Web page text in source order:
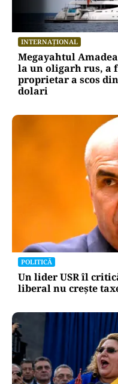
INTERNAȚIONAL
Megayahtul
la un oligarh rus, a
proprietar a scos
dolari
POLITICĂ
Un lider USR îl
liberal nu crește